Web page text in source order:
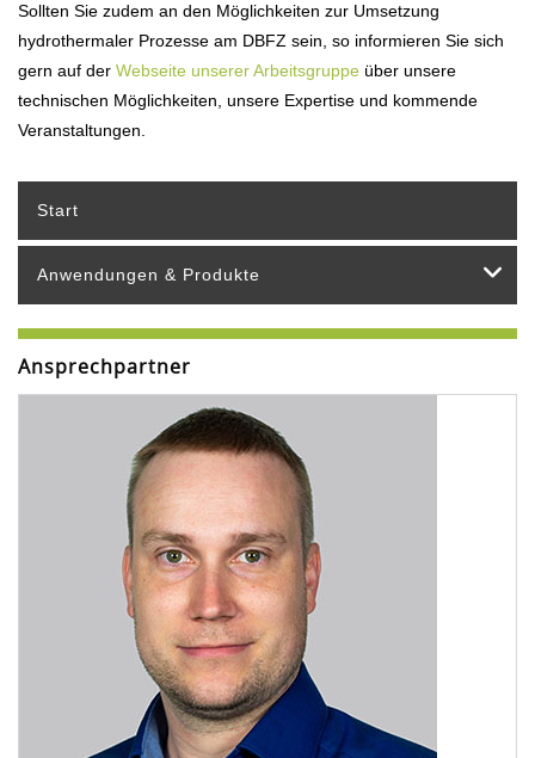
Sollten Sie zudem an den Möglichkeiten zur Umsetzung
hydrothermaler Prozesse am DBFZ sein, so informieren Sie sich
gern auf der Webseite unserer Arbeitsgruppe über unsere
technischen Möglichkeiten, unsere Expertise und kommende
Veranstaltungen.
Start
Anwendungen & Produkte
Ansprechpartner